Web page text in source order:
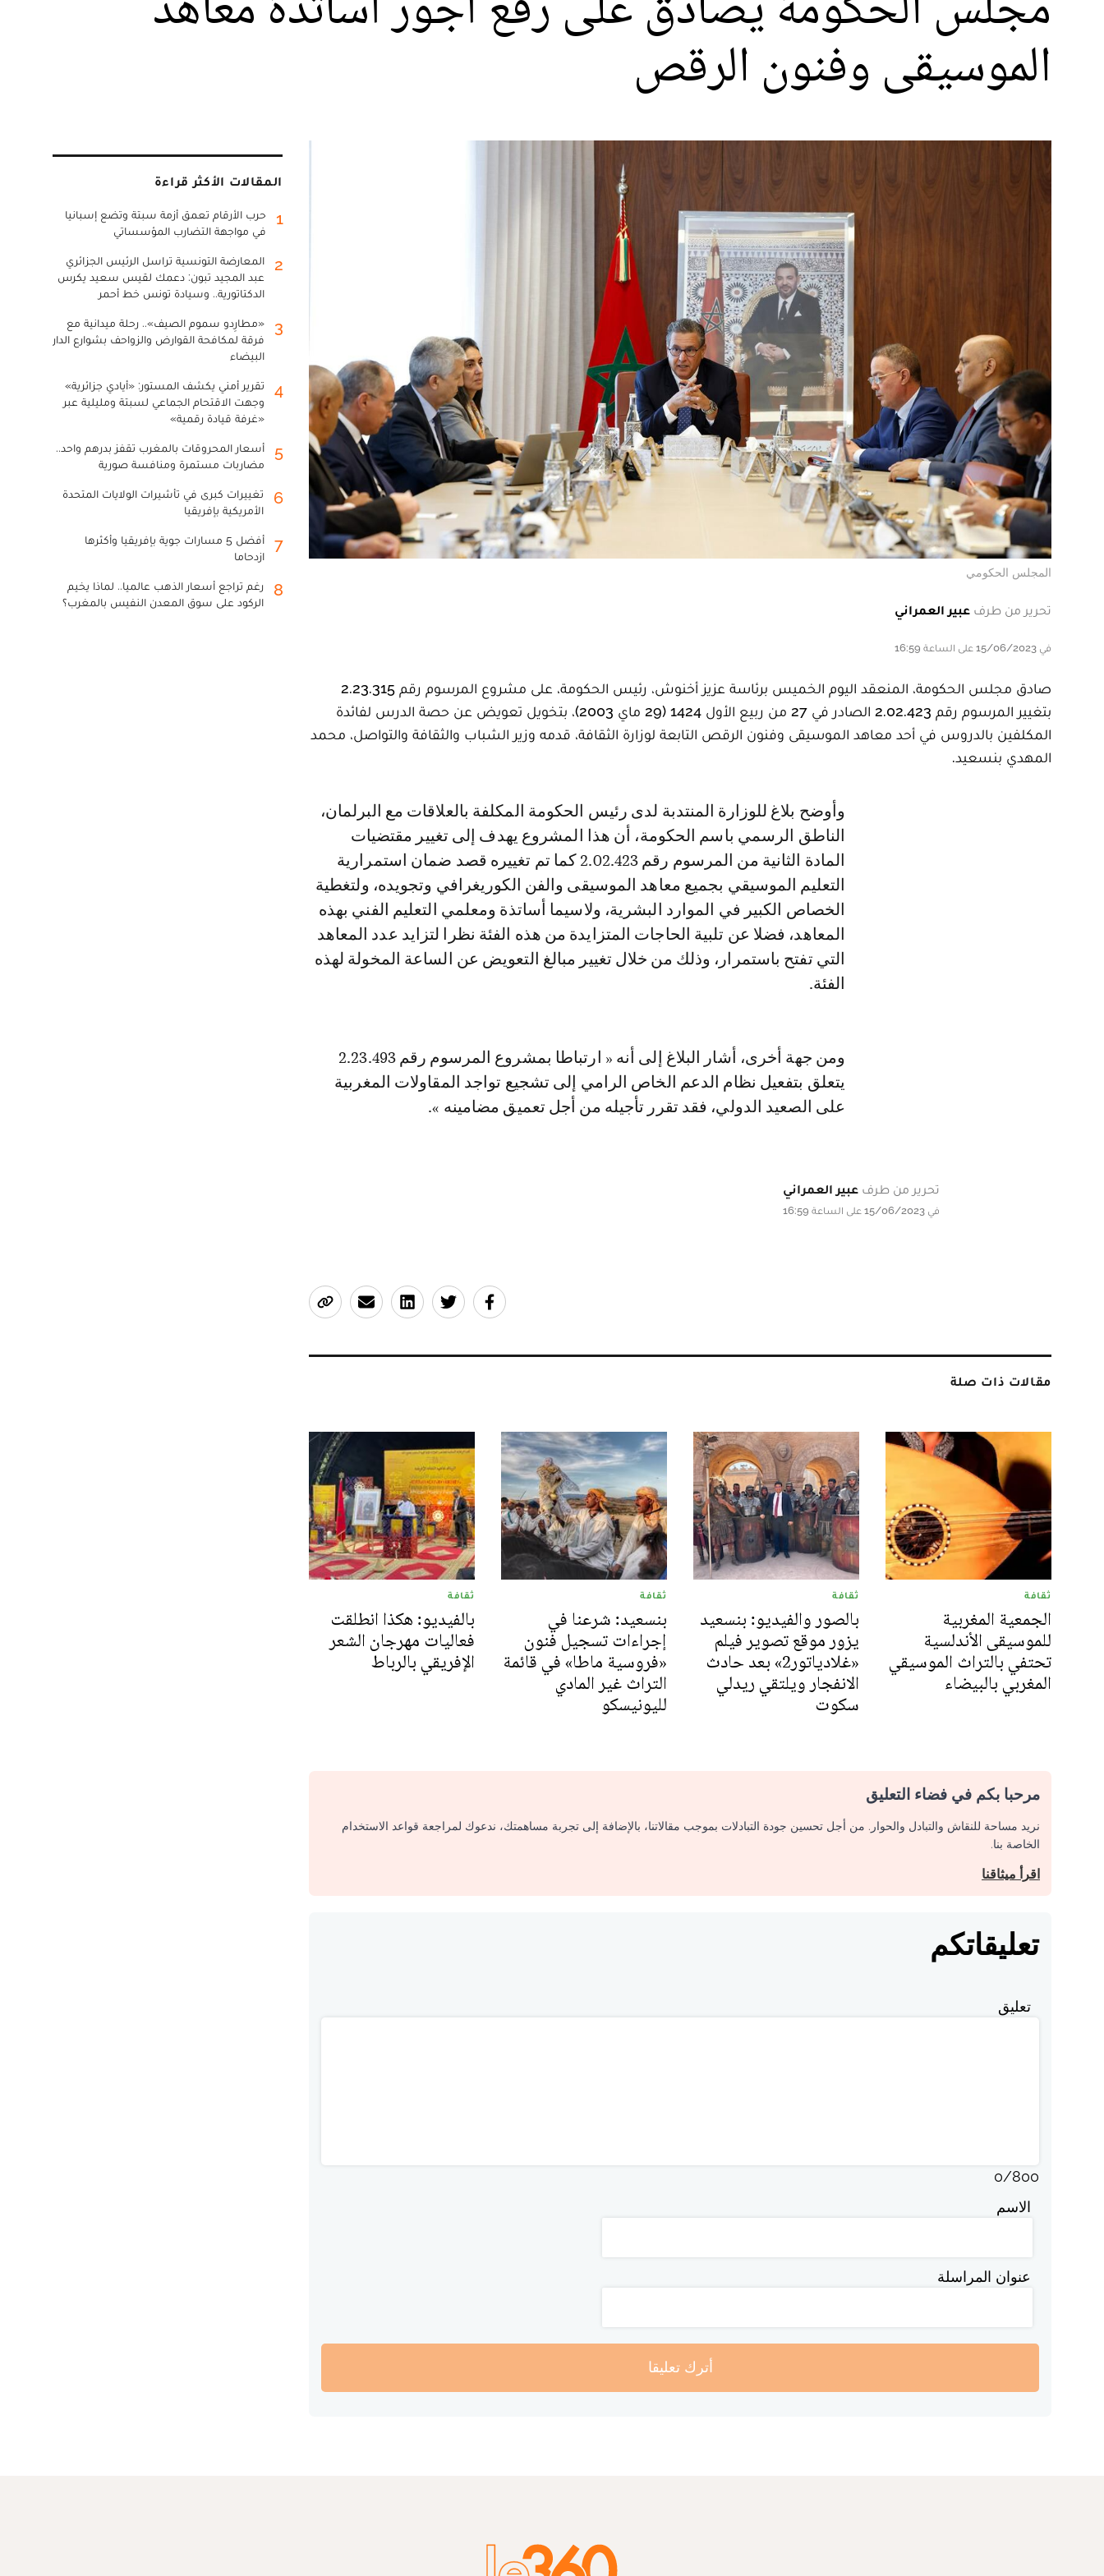
الموسيقى وفنون الرقص
المجلس الحكومي
تحرير من طرف عبير العمراني
في 15/06/2023 على الساعة 16:59
صادق مجلس الحكومة، المنعقد اليوم الخميس برئاسة عزيز أخنوش، رئيس الحكومة، على مشروع المرسوم رقم 2.23.315
بتغيير المرسوم رقم 2.02.423 الصادر في 27 من ربيع الأول 1424 (29 ماي 2003)، بتخويل تعويض عن حصة الدرس لفائدة
المكلفين بالدروس في أحد معاهد الموسيقى وفنون الرقص التابعة لوزارة الثقافة، قدمه وزير الشباب والثقافة والتواصل، محمد
المهدي بنسعيد.
وأوضح بلاغ للوزارة المنتدبة لدى رئيس الحكومة المكلفة بالعلاقات مع البرلمان،
الناطق الرسمي باسم الحكومة، أن هذا المشروع يهدف إلى تغيير مقتضيات
المادة الثانية من المرسوم رقم 2.02.423 كما تم تغييره قصد ضمان استمرارية
التعليم الموسيقي بجميع معاهد الموسيقى والفن الكوريغرافي وتجويده، ولتغطية
الخصاص الكبير في الموارد البشرية، ولاسيما أساتذة ومعلمي التعليم الفني بهذه
المعاهد، فضلا عن تلبية الحاجات المتزايدة من هذه الفئة نظرا لتزايد عدد المعاهد
التي تفتح باستمرار، وذلك من خلال تغيير مبالغ التعويض عن الساعة المخولة لهذه
الفئة.
ومن جهة أخرى، أشار البلاغ إلى أنه « ارتباطا بمشروع المرسوم رقم 2.23.493
يتعلق بتفعيل نظام الدعم الخاص الرامي إلى تشجيع تواجد المقاولات المغربية
على الصعيد الدولي، فقد تقرر تأجيله من أجل تعميق مضامينه ».
تحرير من طرف عبير العمراني
في 15/06/2023 على الساعة 16:59
مقالات ذات صلة
ثقافة
الجمعية المغربية
للموسيقى الأندلسية
تحتفي بالتراث الموسيقي
المغربي بالبيضاء
ثقافة
بالصور والفيديو: بنسعيد
يزور موقع تصوير فيلم
«غلادياتور2» بعد حادث
الانفجار ويلتقي ريدلي
سكوت
ثقافة
بنسعيد: شرعنا في
إجراءات تسجيل فنون
«فروسية ماطا» في قائمة
التراث غير المادي
لليونيسكو
ثقافة
بالفيديو: هكذا انطلقت
فعاليات مهرجان الشعر
الإفريقي بالرباط
مرحبا بكم في فضاء التعليق
نريد مساحة للنقاش والتبادل والحوار. من أجل تحسين جودة التبادلات بموجب مقالاتنا، بالإضافة إلى تجربة مساهمتك، ندعوك لمراجعة قواعد الاستخدام
الخاصة بنا.
اقرأ ميثاقنا
تعليقاتكم
تعليق
0/800
الاسم
عنوان المراسلة
أترك تعليقا
المقالات الأكثر قراءة
1
حرب الأرقام تعمق أزمة سبتة وتضع إسبانيا
في مواجهة التضارب المؤسساتي
2
المعارضة التونسية تراسل الرئيس الجزائري
عبد المجيد تبون: دعمك لقيس سعيد يكرس
الدكتاتورية.. وسيادة تونس خط أحمر
3
«مطارِدو سموم الصيف».. رحلة ميدانية مع
فرقة لمكافحة القوارض والزواحف بشوارع الدار
البيضاء
4
تقرير أمني يكشف المستور: «أيادي جزائرية»
وجهت الاقتحام الجماعي لسبتة ومليلية عبر
«غرفة قيادة رقمية»
5
أسعار المحروقات بالمغرب تقفز بدرهم واحد..
مضاربات مستمرة ومنافسة صورية
6
تغييرات كبرى في تأشيرات الولايات المتحدة
الأمريكية بإفريقيا
7
أفضل 5 مسارات جوية بإفريقيا وأكثرها
ازدحاما
8
رغم تراجع أسعار الذهب عالميا.. لماذا يخيم
الركود على سوق المعدن النفيس بالمغرب؟